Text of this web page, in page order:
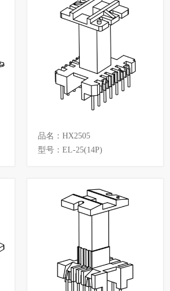
品名：HX2505
型号：EL-25(14P)